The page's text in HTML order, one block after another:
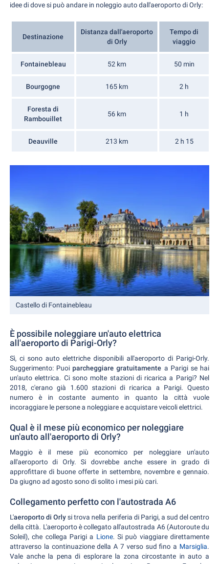
idee di dove si può andare in noleggio auto dall'aeroporto di Orly:
Destinazione
Distanza dall'aeroporto
di Orly
Tempo di
viaggio
Fontainebleau 52 km 50 min
Bourgogne 165 km 2 h
Foresta di
Rambouillet
56 km 1 h
Deauville 213 km 2 h 15
Castello di Fontainebleau
È possibile noleggiare un'auto elettrica
all'aeroporto di Parigi-Orly?
Sì, ci sono auto elettriche disponibili all'aeroporto di Parigi-Orly.
Suggerimento: Puoi parcheggiare gratuitamente a Parigi se hai
un'auto elettrica. Ci sono molte stazioni di ricarica a Parigi? Nel
2018, c'erano già 1.600 stazioni di ricarica a Parigi. Questo
numero è in costante aumento in quanto la città vuole
incoraggiare le persone a noleggiare e acquistare veicoli elettrici.
Qual è il mese più economico per noleggiare
un'auto all'aeroporto di Orly?
Maggio è il mese più economico per noleggiare un'auto
all'aeroporto di Orly. Si dovrebbe anche essere in grado di
approfittare di buone offerte in settembre, novembre e gennaio.
Da giugno ad agosto sono di solito i mesi più cari.
Collegamento perfetto con l'autostrada A6
L'aeroporto di Orlysi trova nella periferia di Parigi, a sud del centro
della città. L'aeroporto è collegato all'autostrada A6 (Autoroute du
Soleil), che collega Parigi a Lione. Si può viaggiare direttamente
attraverso la continuazione della A 7 verso sud fino a Marsiglia.
Vale anche la pena di esplorare la zona circostante in auto a